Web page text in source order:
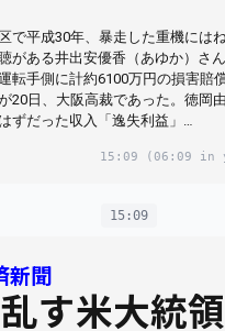
で平成30年、暴走した重機には
がある井出安優香（あゆか）さ
転手側に計約6100万円の損害賠
20日、大阪高裁であった。徳岡
ずだった収入「逸失利益」…
15:09 (06:09 in
15:09
新聞
す米大統